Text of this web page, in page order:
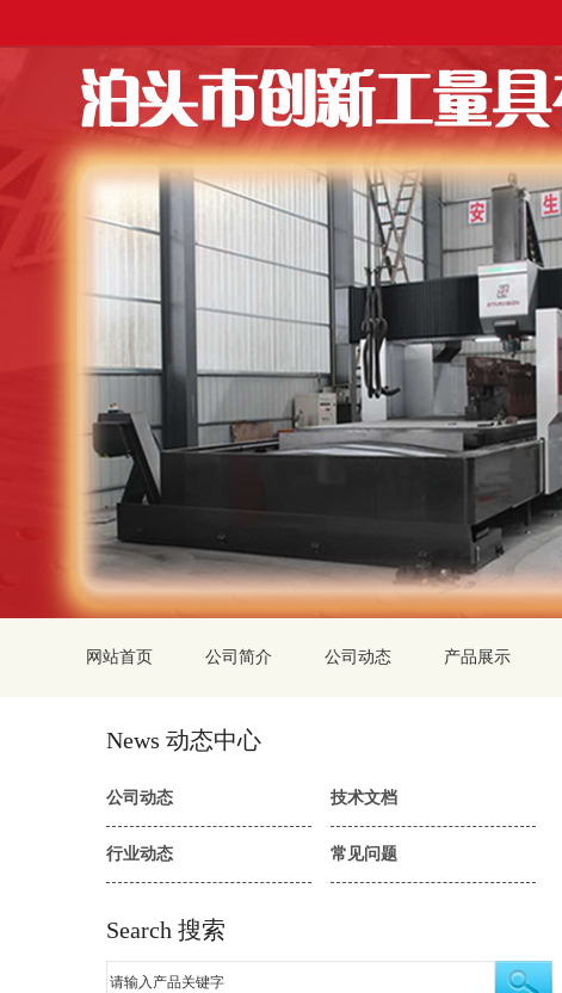
网站首页 公司简介 公司动态 产品展示
News 动态中心
公司动态 技术文档
行业动态 常见问题
Search 搜索